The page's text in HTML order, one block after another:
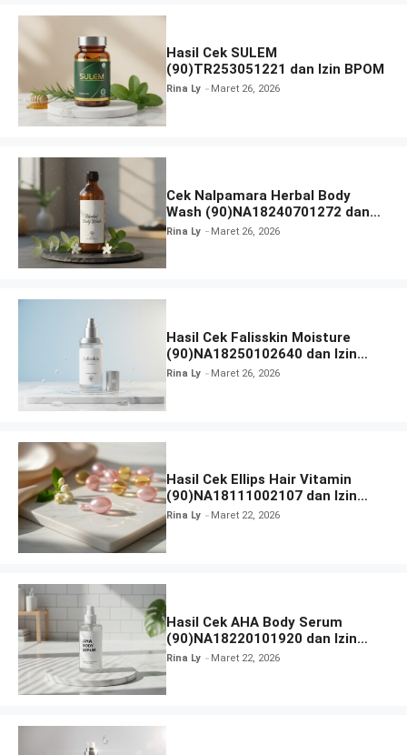
Hasil Cek SULEM
(90)TR253051221 dan Izin BPOM
Rina Ly Maret 26, 2026
Cek Nalpamara Herbal Body
Wash (90)NA18240701272 dan
Izin Bpom
Rina Ly Maret 26, 2026
Hasil Cek Falisskin Moisture
(90)NA18250102640 dan Izin
BPOM
Rina Ly Maret 26, 2026
Hasil Cek Ellips Hair Vitamin
(90)NA18111002107 dan Izin
BPOM
Rina Ly Maret 22, 2026
Hasil Cek AHA Body Serum
(90)NA18220101920 dan Izin
BPOM
Rina Ly Maret 22, 2026